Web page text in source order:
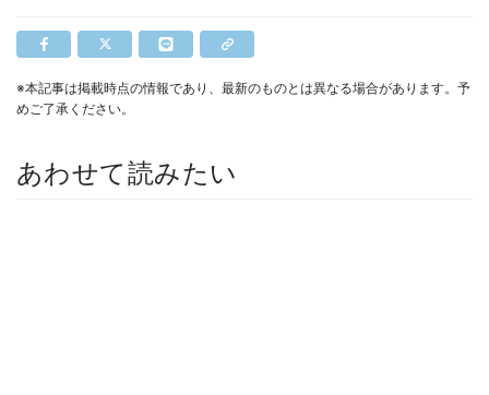
※本記事は掲載時点の情報であり、最新のものとは異なる場合があります。予
めご了承ください。
あわせて読みたい